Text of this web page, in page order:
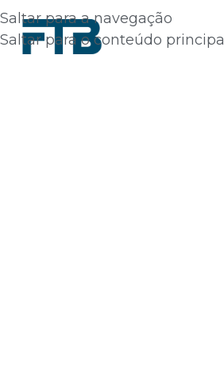
Saltar para a navegação
Saltar para o conteúdo principal